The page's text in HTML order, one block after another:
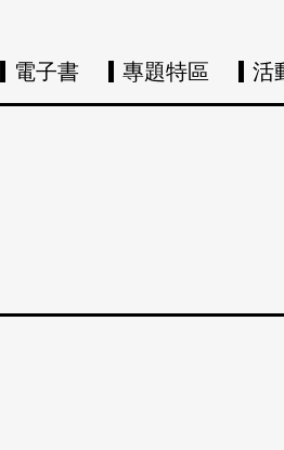
電子書 專題特區 活